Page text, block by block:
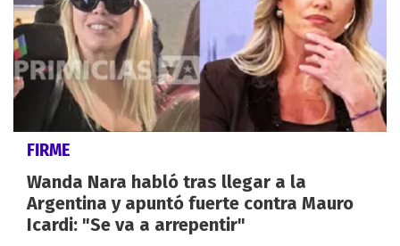
FIRME
Wanda Nara habló tras llegar a la
Argentina y apuntó fuerte contra Mauro
Icardi: "Se va a arrepentir"